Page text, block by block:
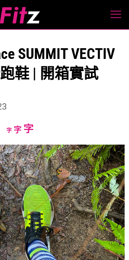
SUMMIT VECTIV
鞋 | 開箱實試
字Decrease
size.
字Reset
size.
字Increase
size.